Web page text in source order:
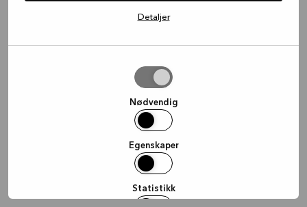
Detaljer
Nødvendig
Egenskaper
Statistikk